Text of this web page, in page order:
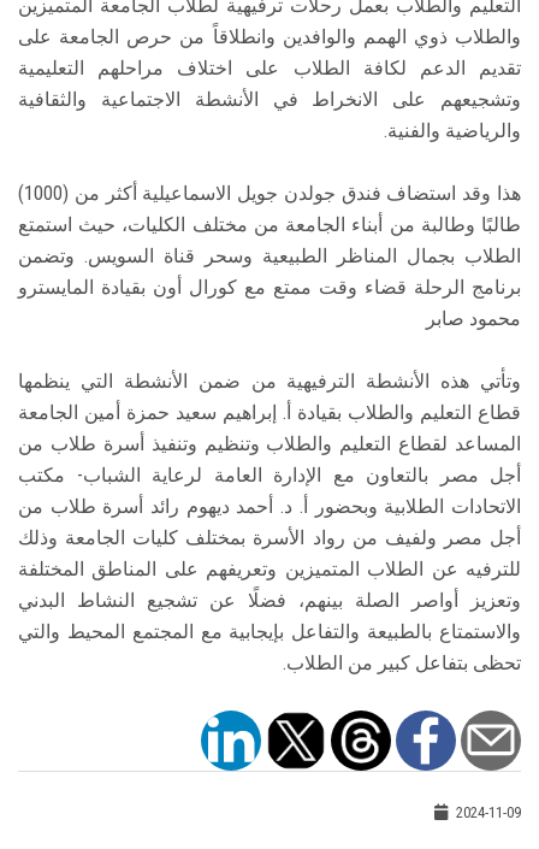
التعليم والطلاب بعمل رحلات ترفيهية لطلاب الجامعة المتميزين
والطلاب ذوي الهمم والوافدين وانطلاقاً من حرص الجامعة على
تقديم الدعم لكافة الطلاب على اختلاف مراحلهم التعليمية
وتشجيعهم على الانخراط في الأنشطة الاجتماعية والثقافية
والرياضية والفنية.
هذا وقد استضاف فندق جولدن جويل الاسماعيلية أكثر من (1000)
طالبًا وطالبة من أبناء الجامعة من مختلف الكليات، حيث استمتع
الطلاب بجمال المناظر الطبيعية وسحر قناة السويس. وتضمن
برنامج الرحلة قضاء وقت ممتع مع كورال أون بقيادة المايسترو
محمود صابر
وتأتي هذه الأنشطة الترفيهية من ضمن الأنشطة التي ينظمها
قطاع التعليم والطلاب بقيادة أ. إبراهيم سعيد حمزة أمين الجامعة
المساعد لقطاع التعليم والطلاب وتنظيم وتنفيذ أسرة طلاب من
أجل مصر بالتعاون مع الإدارة العامة لرعاية الشباب- مكتب
الاتحادات الطلابية وبحضور أ. د. أحمد ديهوم رائد أسرة طلاب من
أجل مصر ولفيف من رواد الأسرة بمختلف كليات الجامعة وذلك
للترفيه عن الطلاب المتميزين وتعريفهم على المناطق المختلفة
وتعزيز أواصر الصلة بينهم، فضلًا عن تشجيع النشاط البدني
والاستمتاع بالطبيعة والتفاعل بإيجابية مع المجتمع المحيط والتي
تحظى بتفاعل كبير من الطلاب.
2024-11-09